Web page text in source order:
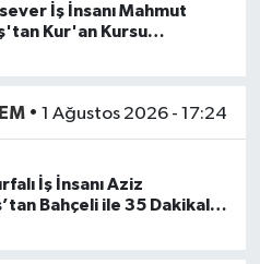
İş İnsanı Mahmut
Kur'an Kursu
• 1 Ağustos 2026 - 17:24
İş İnsanı Aziz
Bahçeli ile 35 Dakikalık